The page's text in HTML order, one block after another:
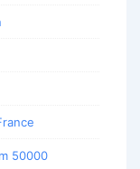
50000